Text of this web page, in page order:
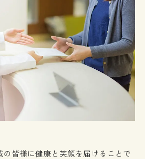
の皆様に健康と笑顔を届けることで